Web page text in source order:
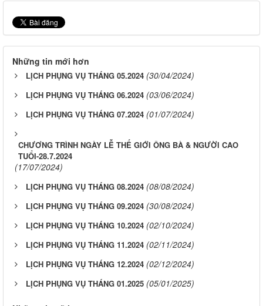
Những tin mới hơn
LỊCH PHỤNG VỤ THÁNG 05.2024 (30/04/2024)
LỊCH PHỤNG VỤ THÁNG 06.2024 (03/06/2024)
LỊCH PHỤNG VỤ THÁNG 07.2024 (01/07/2024)
CHƯƠNG TRÌNH NGÀY LỄ THẾ GIỚI ÔNG BÀ & NGƯỜI CAO
TUỔI-28.7.2024
(17/07/2024)
LỊCH PHỤNG VỤ THÁNG 08.2024 (08/08/2024)
LỊCH PHỤNG VỤ THÁNG 09.2024 (30/08/2024)
LỊCH PHỤNG VỤ THÁNG 10.2024 (02/10/2024)
LỊCH PHỤNG VỤ THÁNG 11.2024 (02/11/2024)
LỊCH PHỤNG VỤ THÁNG 12.2024 (02/12/2024)
LỊCH PHỤNG VỤ THÁNG 01.2025 (05/01/2025)